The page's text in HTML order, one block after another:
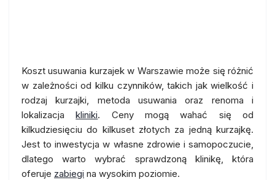
Koszt usuwania kurzajek w Warszawie może się różnić
w zależności od kilku czynników, takich jak wielkość i
rodzaj kurzajki, metoda usuwania oraz renoma i
lokalizacjakliniki. Ceny mogą wahać się od
kilkudziesięciu do kilkuset złotych za jedną kurzajkę.
Jest to inwestycja w własne zdrowie i samopoczucie,
dlatego warto wybrać sprawdzoną klinikę, która
oferuje zabiegi na wysokim poziomie.